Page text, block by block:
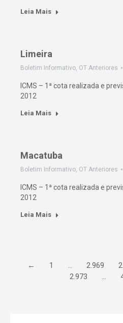
Leia Mais
Limeira
Boletim Informativo, OT Anteriores
ICMS – 1ª cota realizada e
2012
Leia Mais
Macatuba
Boletim Informativo, OT Anteriores
ICMS – 1ª cota realizada e
2012
Leia Mais
← 1 … 2.969
2.973
…